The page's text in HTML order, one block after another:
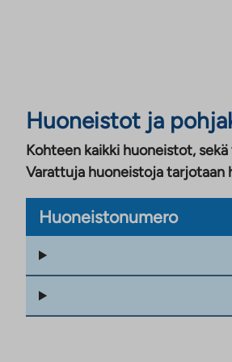
Huoneistot ja
Kohteen kaikki huoneistot,
Varattuja huoneistoja tarjotaan
Huoneistonumero